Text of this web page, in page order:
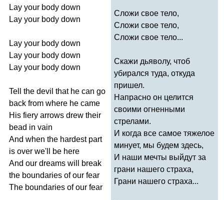
Lay your body down
Lay your body down
Lay your body down
Lay your body down
Lay your body down
Tell the devil that he can go
back from where he came
His fiery arrows drew their
bead in vain
And when the hardest part
is over we'll be here
And our dreams will
break
the boundaries of our fear
The boundaries of our fear
Сложи свое тело,
Сложи свое тело,
Сложи свое тело...
Скажи дьяволу, чтоб
убирался туда, откуда
пришел.
Напрасно он целится
своими огненными
стрелами.
И когда все самое тяжелое
минует, мы будем здесь,
И наши мечты выйдут за
грани нашего страха,
Грани нашего страха...